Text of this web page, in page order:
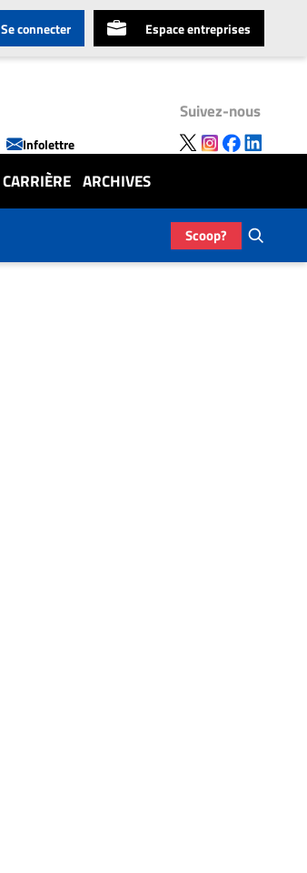
Se connecter Espace entreprises
Infolettre
Suivez-nous
CARRIÈRE ARCHIVES
Scoop?